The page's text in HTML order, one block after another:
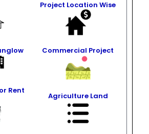
Project Location Wise
Commercial Project
Rent
Agriculture Land